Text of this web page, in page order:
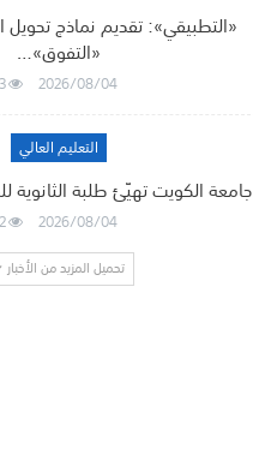
«التطبيقي»: تقديم نماذج
«التفوق»…
2026/08/04
3
التعليم العالي
جامعة الكويت تهيّئ طلبة الثانوية
2026/08/04
2
تحميل المزيد من الأخبار